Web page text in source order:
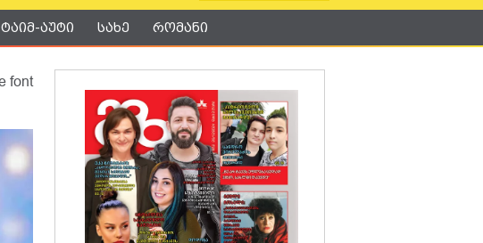
ტაიმ-აუტი სახე რომანი